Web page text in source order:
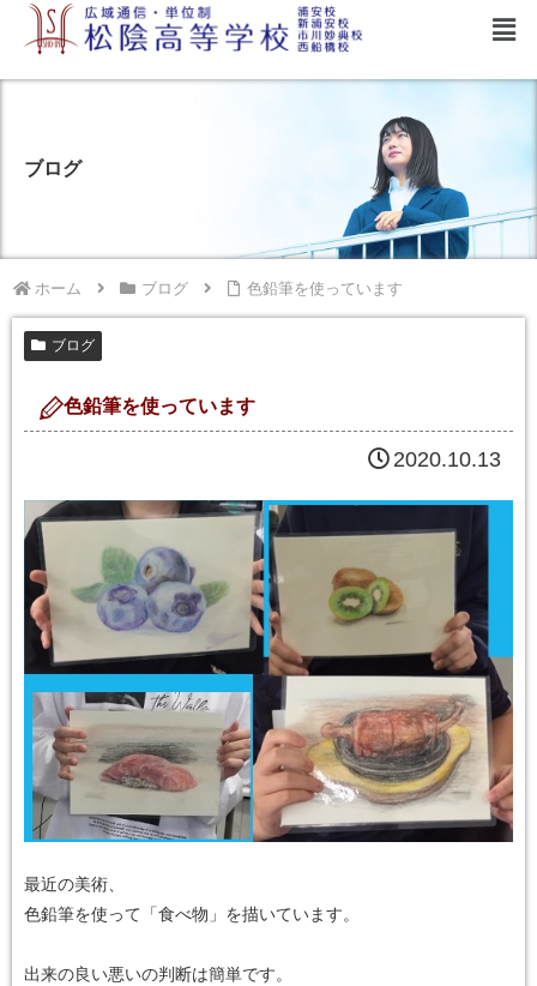
ブログ
ホーム ブログ 色鉛筆を使っています
ブログ
色鉛筆を使っています
2020.10.13
最近の美術、
色鉛筆を使って「食べ物」を描いています。
出来の良い悪いの判断は簡単です。